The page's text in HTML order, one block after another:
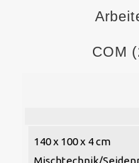
COM
140 x 100 x 4 cm
Mischtechnik/